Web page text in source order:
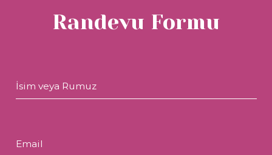
Randevu Formu
İsim veya Rumuz
Email